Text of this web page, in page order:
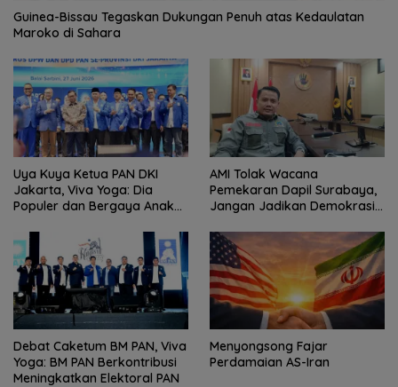
Guinea-Bissau Tegaskan Dukungan Penuh atas Kedaulatan
Maroko di Sahara
Uya Kuya Ketua PAN DKI
Jakarta, Viva Yoga: Dia
Populer dan Bergaya Anak
AMI Tolak Wacana
Pemekaran Dapil Surabaya,
Jangan Jadikan Demokrasi
Politik
Debat Caketum BM PAN, Viva
Yoga: BM PAN Berkontribusi
Meningkatkan Elektoral PAN
Menyongsong Fajar
Perdamaian AS-Iran